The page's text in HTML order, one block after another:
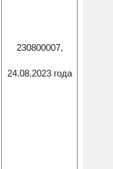
230800007,
24.08.2023 года